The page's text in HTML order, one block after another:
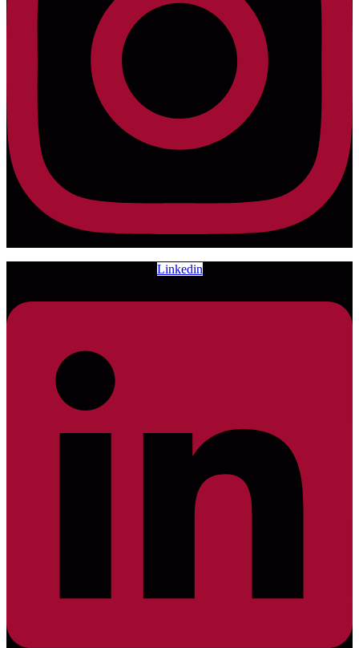
Linkedin